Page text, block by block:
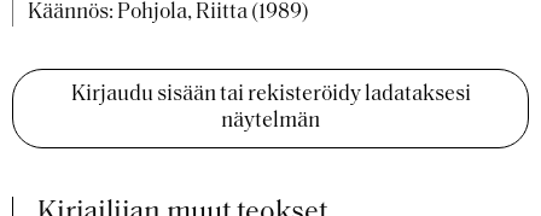
Käännös: Pohjola, Riitta (1989)
Kirjaudu sisään tai rekisteröidy ladataksesi
näytelmän